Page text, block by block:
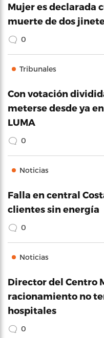
Mujer es declarada
muerte de dos
0
Tribunales
Con votación
meterse desde ya
LUMA
0
Noticias
Falla en central
clientes sin energía
0
Noticias
Director del Centro
racionamiento no
hospitales
0